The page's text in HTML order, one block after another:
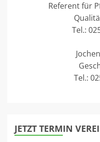
Referent für
Tel.:
Tel.:
JETZT TERMIN